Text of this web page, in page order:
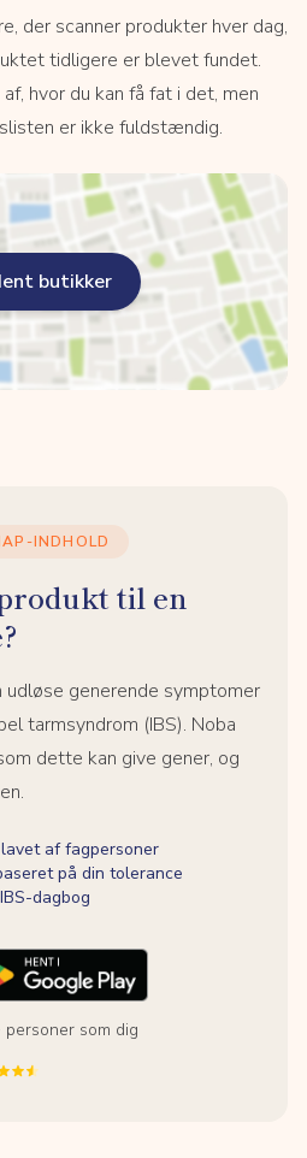
der scanner produkter hver dag,
tidligere er blevet fundet.
hvor du kan få fat i det, men
er ikke fuldstændig.
butikker
INDHOLD
til en
udløse generende symptomer
tarmsyndrom (IBS). Noba
dette kan give gener, og
af fagpersoner
på din tolerance
dagbog
som dig